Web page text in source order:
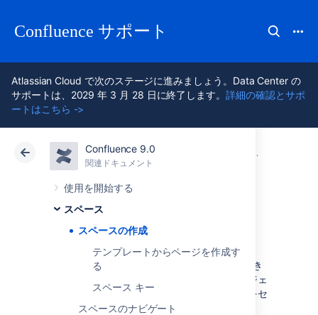
Confluence サポート
Atlassian Cloud で次のステージに進みましょう。Data Center の
サポートは、2029 年 3 月 28 日に終了します。詳細の確認とサポ
ートはこちら ->
Confluence 9.0
関連ドキュメント
使用を開始する
スペース
スペースの作成
テンプレートからページを作成す
る
スペース キー
スペースのナビゲート
アトラシアン サポート
クラウド Data Center 9.0
スペースの作成
Confluence ではスペースをいくつでも作成でき
ます。要件に応じ、それぞれのチームやプロジェ
クト、またはそれらの混合チームにスペースをセ
ットアップすることを選択できます。